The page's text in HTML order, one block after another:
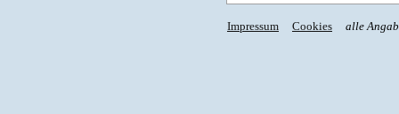
Impressum Cookies alle